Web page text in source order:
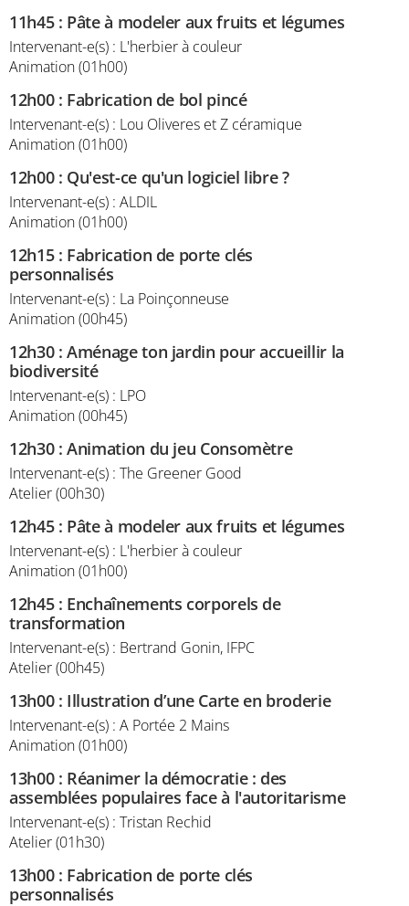
11h45: Pâte à modeler aux fruits et légumes
Intervenant-e(s) : L'herbier à couleur
Animation (01h00)
12h00: Fabrication de bol pincé
Intervenant-e(s) : Lou Oliveres et Z céramique
Animation (01h00)
12h00: Qu'est-ce qu'un logiciel libre ?
Intervenant-e(s) : ALDIL
Animation (01h00)
12h15: Fabrication de porte clés
personnalisés
Intervenant-e(s) : La Poinçonneuse
Animation (00h45)
12h30:Aménage ton jardin pour accueillir la
biodiversité
Intervenant-e(s) : LPO
Animation (00h45)
12h30:Animation du jeu Consomètre
Intervenant-e(s) : The Greener Good
Atelier (00h30)
12h45: Pâte à modeler aux fruits et légumes
Intervenant-e(s) : L'herbier à couleur
Animation (01h00)
12h45: Enchaînements corporels de
transformation
Intervenant-e(s) : Bertrand Gonin, IFPC
Atelier (00h45)
13h00: Illustration d’une Carte en broderie
Intervenant-e(s) : A Portée 2 Mains
Animation (01h00)
13h00: Réanimer la démocratie : des
assemblées populaires face à l'autoritarisme
Intervenant-e(s) : Tristan Rechid
Atelier (01h30)
13h00: Fabrication de porte clés
personnalisés